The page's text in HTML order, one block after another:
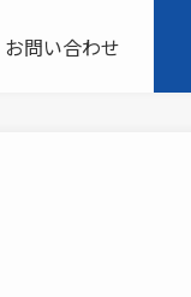
お問い合わせ